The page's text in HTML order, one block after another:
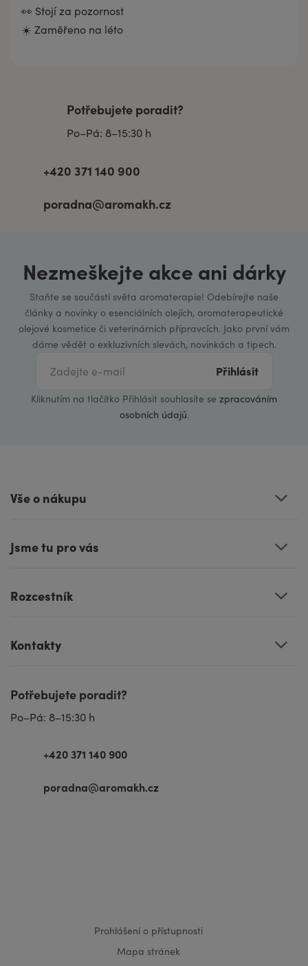
👀 Stojí za pozornost
☀️ Zaměřeno na léto
Potřebujete poradit?
Po–Pá: 8–15:30 h
+420 371 140 900
poradna@aromakh.cz
Nezmeškejte akce ani dárky
Staňte se součástí světa aromaterapie! Odebírejte naše
články a novinky o esenciálních olejích, aromaterapeutické
olejové kosmetice či veterinárních přípravcích. Jako první vám
dáme vědět o exkluzivních slevách, novinkách a tipech.
Přihlásit
Kliknutím na tlačítko Přihlásit souhlasíte se zpracováním
osobních údajů.
Vše o nákupu
Jsme tu pro vás
Rozcestník
Kontakty
Potřebujete poradit?
Po–Pá: 8–15:30 h
+420 371 140 900
poradna@aromakh.cz
Prohlášení o přístupnosti
Mapa stránek